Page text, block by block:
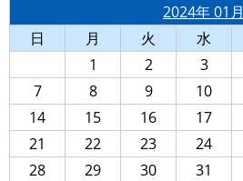
2024年 01月
日
月 火 水
1
2 3
7
8 9 10
14
15 16 17
21
22 23 24
28
29 30
31